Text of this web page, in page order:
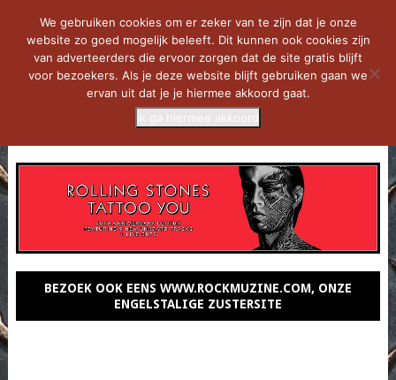
BEZOEK OOK EENS WWW.ROCKMUZINE.COM, ONZE
ENGELSTALIGE ZUSTERSITE
We gebruiken cookies om er zeker van te zijn dat je onze
website zo goed mogelijk beleeft. Dit kunnen ook cookies zijn
van adverteerders die ervoor zorgen dat de site gratis blijft
voor bezoekers. Als je deze website blijft gebruiken gaan we
ervan uit dat je je hiermee akkoord gaat.
Ik ga hiermee akkoord